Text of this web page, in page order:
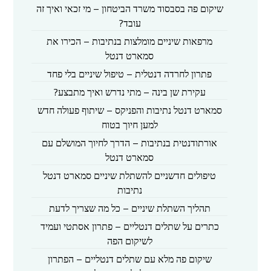
שיקום פה בסבסוד משרד הביטחון – מי זכאי ואיך זה
עובד?
מרפאות שיניים מומלצות בנתיבות – הכירו את
סמארט דנטל
פתרון לחרדה דנטלית – טיפול שיניים בלי פחד
עקירת שן בינה – מתי נדרש ואיך מתבצע?
סמארט דנטל נתיבות והפניקס – שיתוף פעולה חדש
למען חיוך בטוח
אורתודנטית בנתיבות – הדרך לחיוך המושלם עם
סמארט דנטל
טיפולים חדשניים להשתלת שיניים סמארט דנטל
נתיבות
תהליך השתלת שיניים – כל מה שצריך לדעת
כתרים על שתלים דנטליים – פתרון אסתטי ועמיד
לשיקום הפה
שיקום פה מלא עם שתלים דנטליים – הפתרון